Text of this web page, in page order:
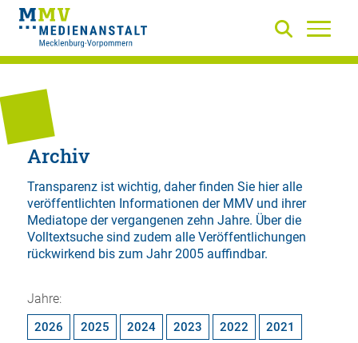
Archiv
Transparenz ist wichtig, daher finden Sie hier alle
veröffentlichten Informationen der MMV und ihrer
Mediatope der vergangenen zehn Jahre. Über die
Volltextsuchesind zudem alle Veröffentlichungen
rückwirkend bis zum Jahr 2005 auffindbar.
Jahre:
2026 2025 2024 2023 2022 2021